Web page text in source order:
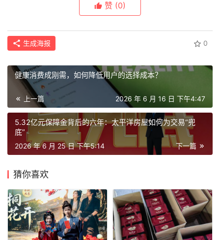
赞 (0)
生成海报 0
健康消费成刚需，如何降低用户的选择成本？
上一篇 2026 年 6 月 16 日 下午4:47
5.32亿元保障金背后的六年：太平洋房屋如何为交易“兜
底”
下一篇
2026 年 6 月 25 日 下午5:14
猜你喜欢